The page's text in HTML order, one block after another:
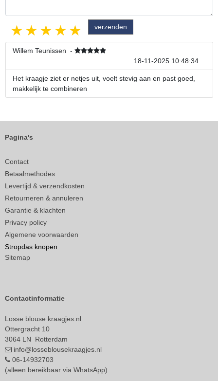
5 stars
4 stars
3 stars
2 stars
1 star
Willem Teunissen -
18-11-2025 10:48:34
Het kraagje ziet er netjes uit, voelt stevig aan en past goed,
makkelijk te combineren
Pagina's
Contact
Betaalmethodes
Levertijd & verzendkosten
Retourneren & annuleren
Garantie & klachten
Privacy policy
Algemene voorwaarden
Stropdas knopen
Sitemap
Contactinformatie
Losse blouse kraagjes.nl
Ottergracht 10
3064 LN Rotterdam
info@losseblousekraagjes.nl
06-14932703
(alleen bereikbaar via WhatsApp)